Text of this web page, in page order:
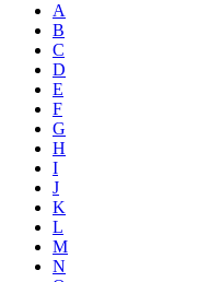
A
B
C
D
E
F
G
H
I
J
K
L
M
N